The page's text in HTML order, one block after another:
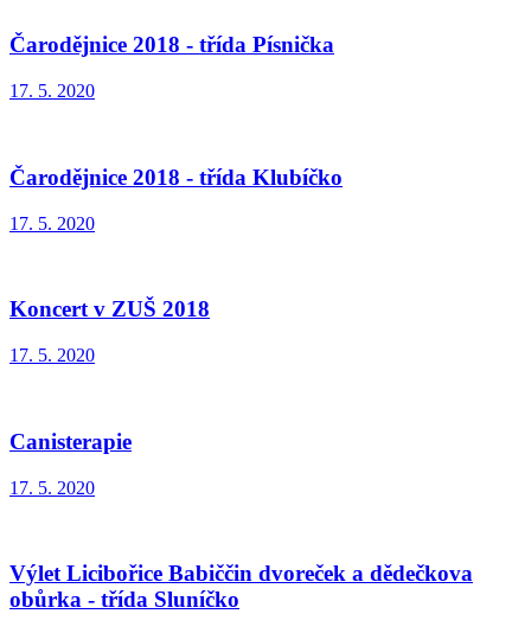
Čarodějnice 2018 - třída Písnička
17. 5. 2020
Čarodějnice 2018 - třída Klubíčko
17. 5. 2020
Koncert v ZUŠ 2018
17. 5. 2020
Canisterapie
17. 5. 2020
Výlet Licibořice Babiččin dvoreček a dědečkova
obůrka - třída Sluníčko